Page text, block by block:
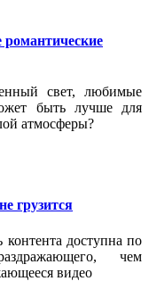
свет, любимые
быть лучше для
атмосферы?
грузится
доступна по
чем
видео